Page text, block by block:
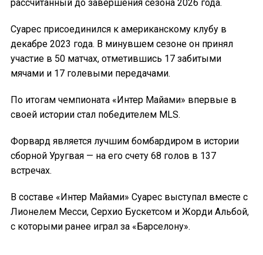
рассчитанный до завершения сезона 2026 года.
Суарес присоединился к американскому клубу в
декабре 2023 года. В минувшем сезоне он принял
участие в 50 матчах, отметившись 17 забитыми
мячами и 17 голевыми передачами.
По итогам чемпионата «Интер Майами» впервые в
своей истории стал победителем MLS.
Форвард является лучшим бомбардиром в истории
сборной Уругвая — на его счету 68 голов в 137
встречах.
В составе «Интер Майами» Суарес выступал вместе с
Лионелем Месси, Серхио Бускетсом и Жорди Альбой,
с которыми ранее играл за «Барселону».